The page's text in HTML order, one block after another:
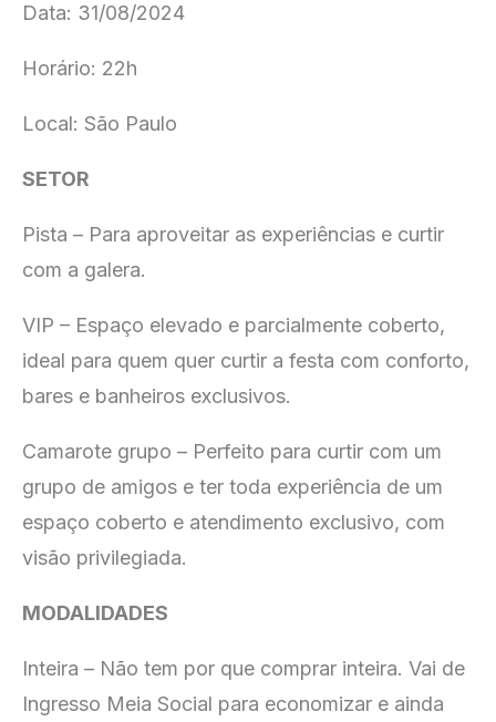
Data: 31/08/2024
Horário: 22h
Local: São Paulo
SETOR
Pista – Para aproveitar as experiências e curtir
com a galera.
VIP – Espaço elevado e parcialmente coberto,
ideal para quem quer curtir a festa com conforto,
bares e banheiros exclusivos.
Camarote grupo – Perfeito para curtir com um
grupo de amigos e ter toda experiência de um
espaço coberto e atendimento exclusivo, com
visão privilegiada.
MODALIDADES
Inteira – Não tem por que comprar inteira. Vai de
Ingresso Meia Social para economizar e ainda